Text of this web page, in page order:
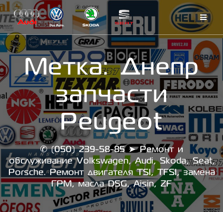
to
content
Метка:Днепр
запчасти
Peugeot
✆ (050) 239-58-85 ➤ Ремонт и
обслуживание Volkswagen, Audi, Skoda, Seat,
Porsche. Ремонт двигателя TSI, TFSI, замена
ГРМ, масла DSG, Aisin, ZF